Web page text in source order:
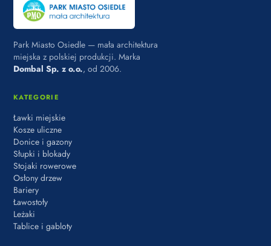
Park Miasto Osiedle — mała architektura
miejska z polskiej produkcji. Marka
Dombal Sp. z o.o., od 2006.
KATEGORIE
Ławki miejskie
Kosze uliczne
Donice i gazony
Słupki i blokady
Stojaki rowerowe
Osłony drzew
Bariery
Ławostoły
Leżaki
Tablice i gabloty